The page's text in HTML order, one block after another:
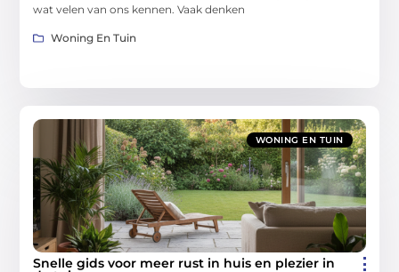
wat velen van ons kennen. Vaak denken
Woning En Tuin
WONING EN TUIN
Snelle gids voor meer rust in huis en plezier in